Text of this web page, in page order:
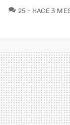
25 HACE 3